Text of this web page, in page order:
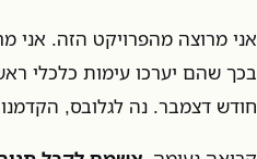
אני מרוצה מהפרויקט הזה. אני
בכך שהם יערכו עימות כלכלי
חודש דצמבר. נה לגלובס,